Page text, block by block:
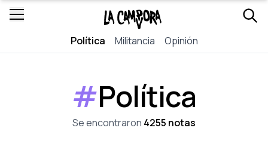
Política Militancia Opinión
#Política
Se encontraron 4255 notas